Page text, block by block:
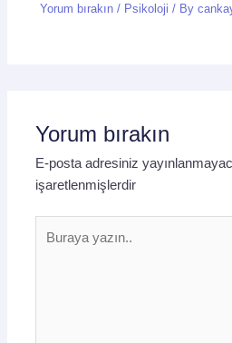
Yorum bırakın / Psikoloji / By
Yorum bırakın
E-posta adresiniz
işaretlenmişlerdir
yazın..